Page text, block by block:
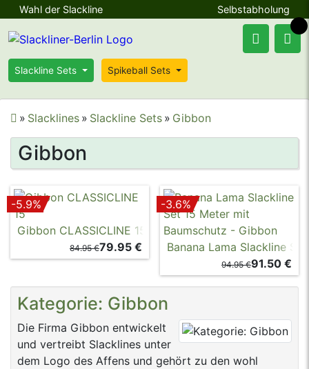
Wahl der Slackline Selbstabholung
🔍
Slackline Sets Spikeball Sets
Slacklines Slackline Sets Gibbon
Gibbon
-5.9%
Gibbon CLASSICLINE 15 Meter (TÜV + Baumschutz)
84.95 €79.95 €
-3.6%
Banana Lama Slackline
94.95 €91.50 €
Kategorie: Gibbon
Die Firma Gibbon entwickelt
und vertreibt Slacklines unter
dem Logo des Affens und gehört zu den wohl